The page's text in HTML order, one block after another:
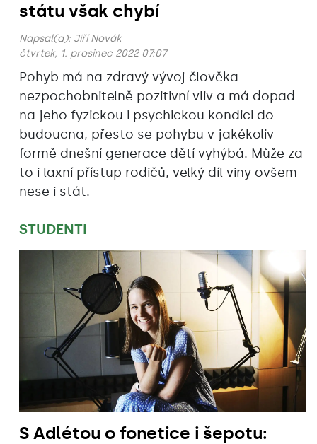
státu však chybí
Napsal(a): Jiří Novák
čtvrtek, 1. prosinec 2022 07:07
Pohyb má na zdravý vývoj člověka
nezpochobnitelně pozitivní vliv a má dopad
na jeho fyzickou i psychickou kondici do
budoucna, přesto se pohybu v jakékoliv
formě dnešní generace dětí vyhýbá. Může za
to i laxní přístup rodičů, velký díl viny ovšem
nese i stát.
STUDENTI
S Adlétou o fonetice i šepotu: